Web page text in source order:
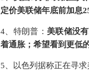
定价美联储年底前加息
4、特朗普： 美联储没
着通胀；希望看到更低
5、以色列据称正在寻